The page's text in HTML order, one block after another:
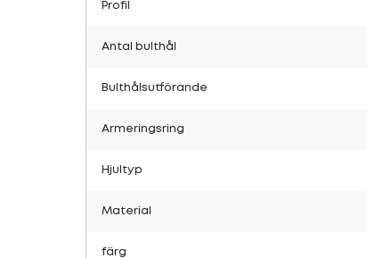
Profil
Antal bulthål
Bulthålsutförande
Armeringsring
Hjultyp
Material
färg